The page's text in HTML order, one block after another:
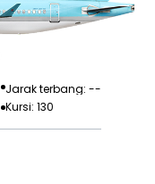
Jarak terbang: --
Kursi: 130